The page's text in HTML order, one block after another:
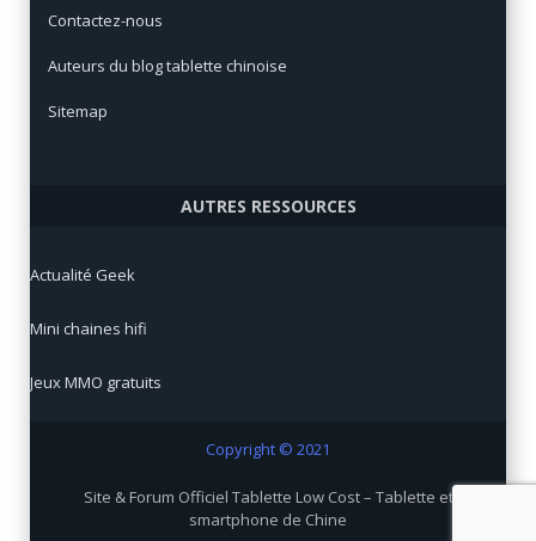
Contactez-nous
Auteurs du blog tablette chinoise
Sitemap
AUTRES RESSOURCES
Actualité Geek
Mini chaines hifi
Jeux MMO gratuits
Copyright © 2021
Site & Forum Officiel Tablette Low Cost – Tablette et
smartphone de Chine